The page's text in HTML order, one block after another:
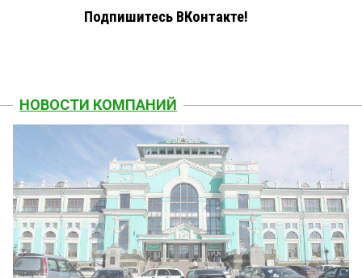
Подпишитесь ВКонтакте!
НОВОСТИ КОМПАНИЙ